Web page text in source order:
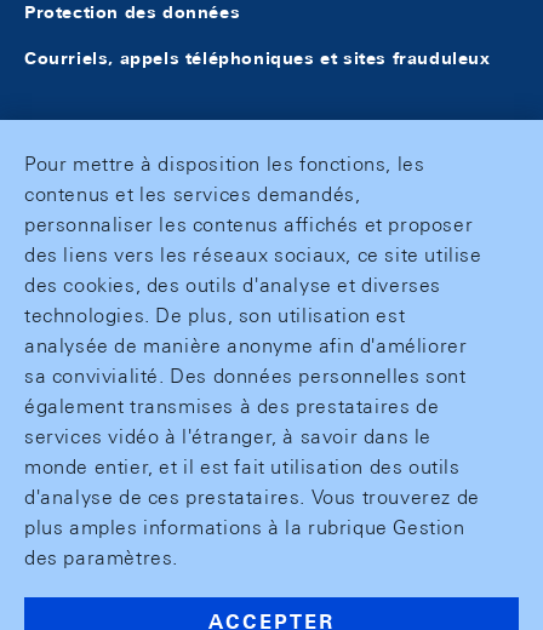
Protection des données
Courriels, appels téléphoniques et sites frauduleux
Pour mettre à disposition les fonctions, les
contenus et les services demandés,
personnaliser les contenus affichés et proposer
des liens vers les réseaux sociaux, ce site utilise
des cookies, des outils d'analyse et diverses
technologies. De plus, son utilisation est
analysée de manière anonyme afin d'améliorer
sa convivialité. Des données personnelles sont
également transmises à des prestataires de
services vidéo à l'étranger, à savoir dans le
monde entier, et il est fait utilisation des outils
d'analyse de ces prestataires. Vous trouverez de
plus amples informations à la rubrique Gestion
des paramètres.
ACCEPTER